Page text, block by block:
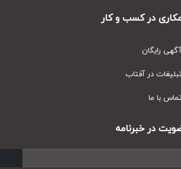
در کسب و کار
رایگان
در آفتاب
با ما
در خبرنامه